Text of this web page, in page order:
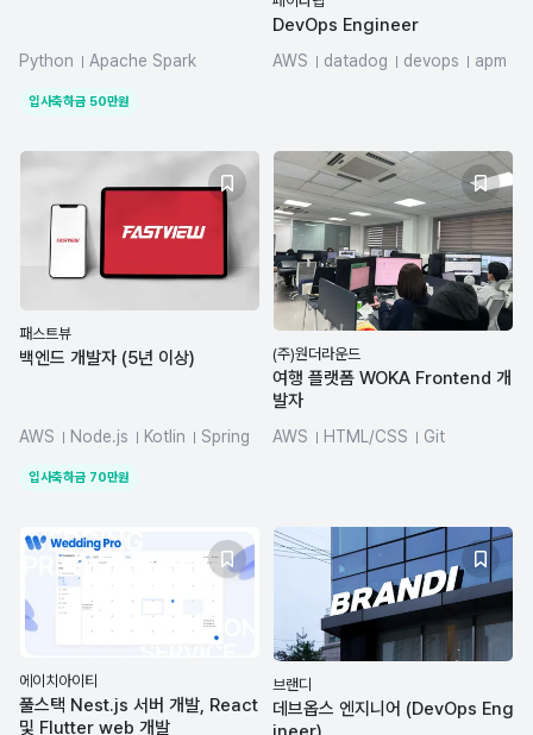
Python
Apache Spark
Elasticsearch
입사축하금 50만원
DevOps Engineer
AWS datadog devops
apm
패스트뷰
백엔드 개발자 (5년 이상)
AWS Node.js Kotlin
Spring
입사축하금 70만원
(주)원더라운드
여행 플랫폼 WOKA Frontend 개
발자
AWS HTML/CSS
Git
에이치아이티
풀스택 Nest.js 서버 개발, React
및 Flutter web 개발
브랜디
데브옵스 엔지니어 (DevOps Eng